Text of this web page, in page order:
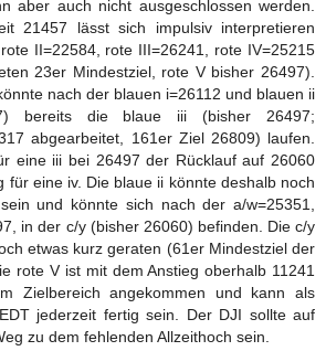
aber auch nicht ausgeschlossen werden.
21457 lässt sich impulsiv interpretieren
II=22584, rote III=26241, rote IV=25215
23er Mindestziel, rote V bisher 26497).
nach der blauen i=26112 und blauen ii
bereits die blaue iii (bisher 26497;
abgearbeitet, 161er Ziel 26809) laufen.
eine iii bei 26497 der Rücklauf auf 26060
für eine iv. Die blaue ii könnte deshalb noch
und könnte sich nach der a/w=25351,
in der c/y (bisher 26060) befinden. Die c/y
etwas kurz geraten (61er Mindestziel der
rote V ist mit dem Anstieg oberhalb 11241
Zielbereich angekommen und kann als
jederzeit fertig sein. Der DJI sollte auf
zu dem fehlenden Allzeithoch sein.